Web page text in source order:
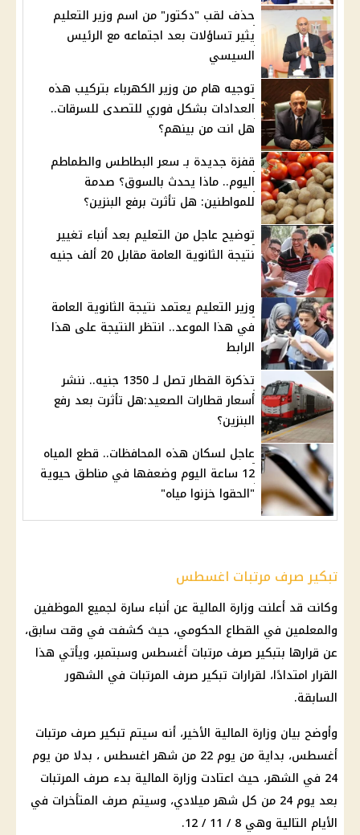
حذف لقب "دكتور" من اسم وزير التعليم
يثير تساؤلات بعد اجتماعه مع الرئيس
السيسي
توجيه هام من وزير الكهرباء بتركيب هذه
العدادات بشكل فوري للتصدى للسرقات..
هل انت من بينهم؟
قفزة جديدة بـ سعر البطاطس والطماطم
اليوم.. ماذا يحدث بالسوق؟ صدمة
للمواطنين: هل تأثرت برفع البنزين؟
توضيح عاجل من التعليم بعد أنباء تغيير
نتيجة الثانوية العامة مقابل 20 ألف جنيه
وزير التعليم يعتمد نتيجة الثانوية العامة
في هذا الموعد.. انتظر النتيجة على هذا
الرابط
تذكرة القطار تصل لـ 1350 جنيه.. ننشر
أسعار قطارات الصعيد:هل تأثرت بعد رفع
البنزين؟
عاجل لسكان هذه المحافظات.. قطع المياه
12 ساعة اليوم وضعفها في مناطق حيوية
"الحقوا خزنوا مياه"
تبكير صرف مرتبات اغسطس
وكانت قد أعلنت وزارة المالية عن أنباء سارة لجميع الموظفين
والمعلمين في القطاع الحكومي، حيث كشفت في وقت سابق،
عن قرارها بتبكير صرف مرتبات أغسطس وسبتمبر، ويأتي هذا
القرار امتدادًا، لقرارات تبكير صرف المرتبات في الشهور
السابقة.
وأوضح بيان وزارة المالية الأخير، أنه سيتم تبكير صرف مرتبات
أغسطس، بداية من يوم 22 من شهر اغسطس ، بدلا من يوم
24 في الشهر، حيث اعتادت وزارة المالية بدء صرف المرتبات
بعد يوم 24 من كل شهر ميلادي، وسيتم صرف المتأخرات في
الأيام التالية وهي 8 / 11 / 12.